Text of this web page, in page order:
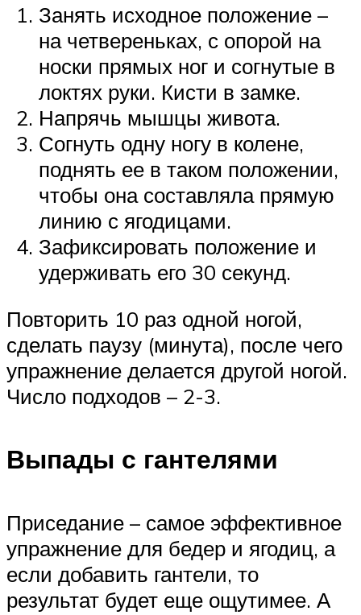
Занять исходное положение –
на четвереньках, с опорой на
носки прямых ног и согнутые в
локтях руки. Кисти в замке.
Напрячь мышцы живота.
Согнуть одну ногу в колене,
поднять ее в таком положении,
чтобы она составляла прямую
линию с ягодицами.
Зафиксировать положение и
удерживать его 30 секунд.
Повторить 10 раз одной ногой,
сделать паузу (минута), после чего
упражнение делается другой ногой.
Число подходов – 2-3.
Выпады с гантелями
Приседание – самое эффективное
упражнение для бедер и ягодиц, а
если добавить гантели, то
результат будет еще ощутимее. А